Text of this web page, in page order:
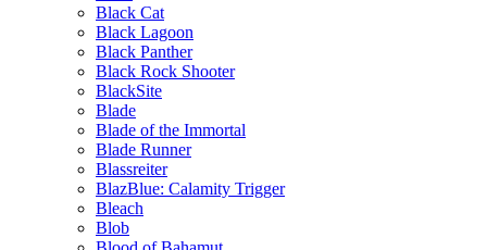
Black Cat
Black Lagoon
Black Panther
Black Rock Shooter
BlackSite
Blade
Blade of the Immortal
Blade Runner
Blassreiter
BlazBlue: Calamity Trigger
Bleach
Blob